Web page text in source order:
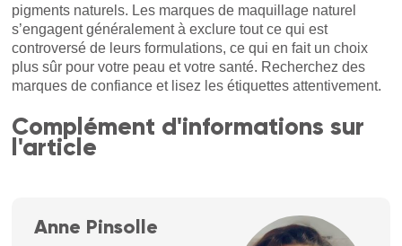
pigments naturels. Les marques de maquillage naturel
s’engagent généralement à exclure tout ce qui est
controversé de leurs formulations, ce qui en fait un choix
plus sûr pour votre peau et votre santé. Recherchez des
marques de confiance et lisez les étiquettes attentivement.
Complément d'informations sur
l'article
Anne Pinsolle